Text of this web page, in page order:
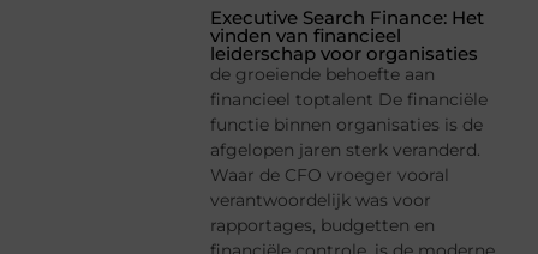
Executive Search Finance: Het
vinden van financieel
leiderschap voor organisaties
de groeiende behoefte aan
financieel toptalent De financiële
functie binnen organisaties is de
afgelopen jaren sterk veranderd.
Waar de CFO vroeger vooral
verantwoordelijk was voor
rapportages, budgetten en